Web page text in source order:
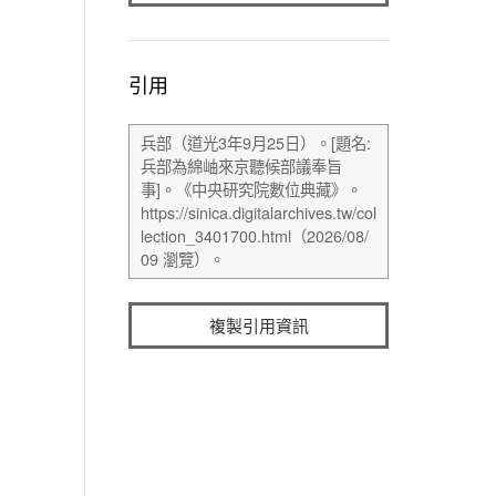
引用
複製引用資訊